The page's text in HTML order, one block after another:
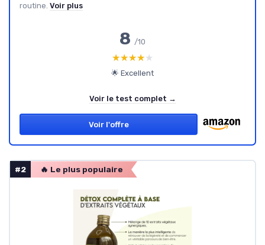
routine. Voir plus
8 /10
★★★★★
★★★★★
🌟 Excellent
Voir le test complet →
Voir l'offre
#2 🔥 Le plus populaire